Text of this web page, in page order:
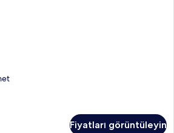
Fiyatları görüntüleyin